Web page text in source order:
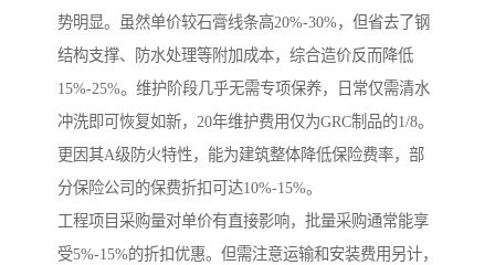
势明显。虽然单价较石膏线条高20%-30%，但省去了钢
结构支撑、防水处理等附加成本，综合造价反而降低
15%-25%。维护阶段几乎无需专项保养，日常仅需清水
冲洗即可恢复如新，20年维护费用仅为GRC制品的1/8。
更因其A级防火特性，能为建筑整体降低保险费率，部
分保险公司的保费折扣可达10%-15%。
工程项目采购量对单价有直接影响，批量采购通常能享
受5%-15%的折扣优惠。但需注意运输和安装费用另计，